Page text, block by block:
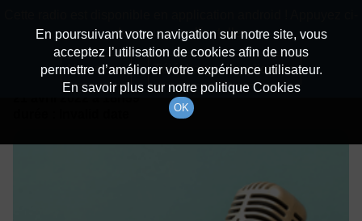
Détails De L'épisode
à 18h59
En poursuivant votre navigation sur notre site, vous
acceptez l’utilisation de cookies afin de nous
permettre d’améliorer votre expérience utilisateur.
En savoir plus sur notre politique Cookies
OK
dessous pour l'installer.
Non merci Télécharger l'application